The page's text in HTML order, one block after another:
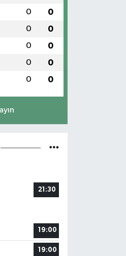
0 0
0 0
0 0
0 0
0 0
21:30
19:00
19:00